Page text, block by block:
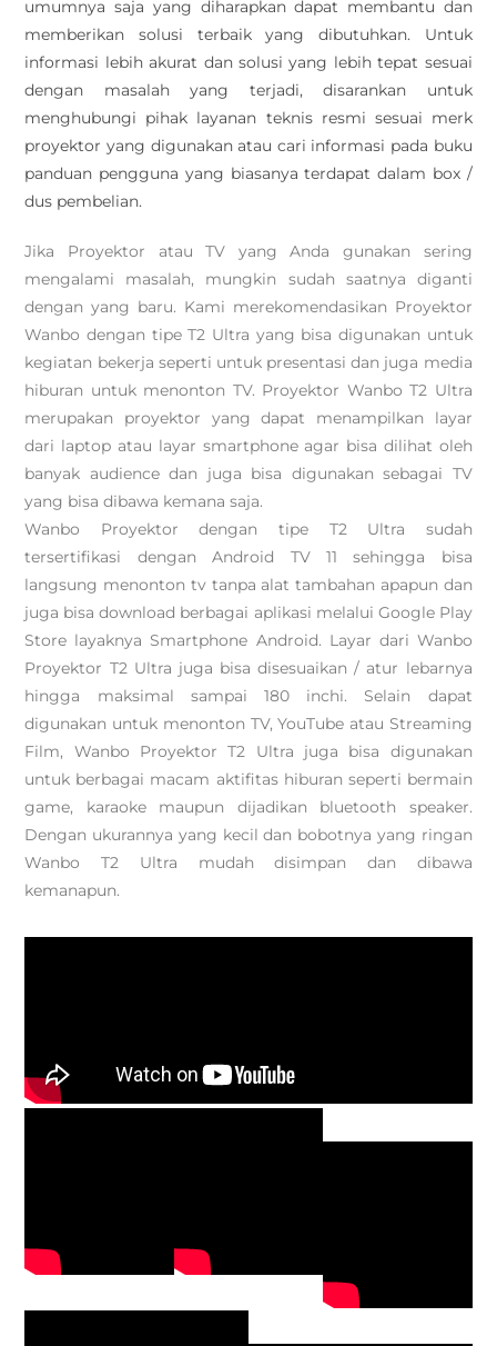
umumnya saja yang diharapkan dapat membantu dan
memberikan solusi terbaik yang dibutuhkan. Untuk
informasi lebih akurat dan solusi yang lebih tepat sesuai
dengan masalah yang terjadi, disarankan untuk
menghubungi pihak layanan teknis resmi sesuai merk
proyektor yang digunakan atau cari informasi pada buku
panduan pengguna yang biasanya terdapat dalam box /
dus pembelian.
Jika Proyektor atau TV yang Anda gunakan sering
mengalami masalah, mungkin sudah saatnya diganti
dengan yang baru. Kami merekomendasikan Proyektor
Wanbo dengan tipe T2 Ultra yang bisa digunakan untuk
kegiatan bekerja seperti untuk presentasi dan juga media
hiburan untuk menonton TV. Proyektor Wanbo T2 Ultra
merupakan proyektor yang dapat menampilkan layar
dari laptop atau layar smartphone agar bisa dilihat oleh
banyak audience dan juga bisa digunakan sebagai TV
yang bisa dibawa kemana saja.
Wanbo Proyektor dengan tipe T2 Ultra sudah
tersertifikasi dengan Android TV 11 sehingga bisa
langsung menonton tv tanpa alat tambahan apapun dan
juga bisa download berbagai aplikasi melalui Google Play
Store layaknya Smartphone Android. Layar dari Wanbo
Proyektor T2 Ultra juga bisa disesuaikan / atur lebarnya
hingga maksimal sampai 180 inchi. Selain dapat
digunakan untuk menonton TV, YouTube atau Streaming
Film, Wanbo Proyektor T2 Ultra juga bisa digunakan
untuk berbagai macam aktifitas hiburan seperti bermain
game, karaoke maupun dijadikan bluetooth speaker.
Dengan ukurannya yang kecil dan bobotnya yang ringan
Wanbo T2 Ultra mudah disimpan dan dibawa
kemanapun.